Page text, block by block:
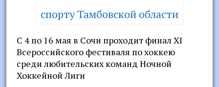
спорту Тамбовской области
С 4 по 16 мая в Сочи проходит финал XI
Всероссийского фестиваля по хоккею
среди любительских команд Ночной
Хоккейной Лиги